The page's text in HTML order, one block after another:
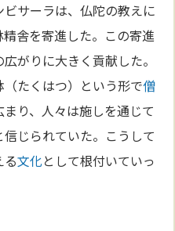
ビサーラは、仏陀の教えに
精舎を寄進した。この寄進
広がりに大きく貢献した。
たくはつ）という形で僧
り、人々は施しを通じて
じられていた。こうして
る文化として根付いていっ